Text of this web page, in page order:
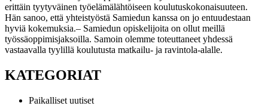
erittäin tyytyväinen työelämälähtöiseen koulutuskokonaisuuteen.
Hän sanoo, että yhteistyöstä Samiedun kanssa on jo entuudestaan
hyviä kokemuksia.– Samiedun opiskelijoita on ollut meillä
työssäoppimisjaksoilla. Samoin olemme toteuttaneet yhdessä
vastaavalla tyylillä koulutusta matkailu- ja ravintola-alalle.
KATEGORIAT
Paikalliset uutiset